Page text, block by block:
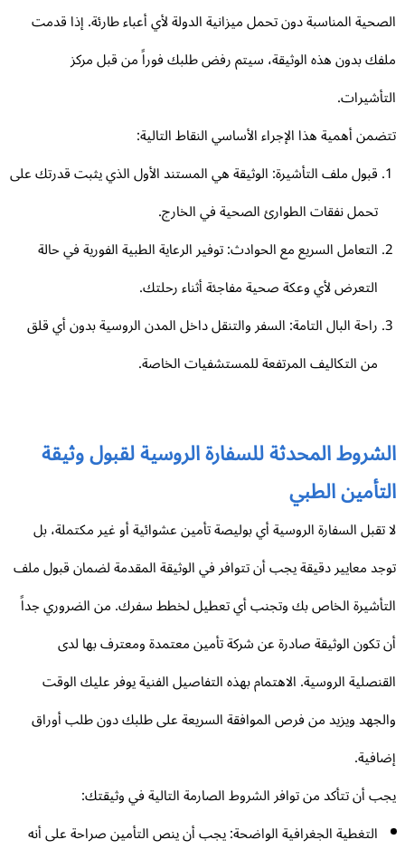
المناسبة دون تحمل ميزانية الدولة لأي أعباء طارئة. إذا قدمت
بدون هذه الوثيقة، سيتم رفض طلبك فوراً من قبل مركز
أهمية هذا الإجراء الأساسي النقاط التالية:
قبول ملف التأشيرة: الوثيقة هي المستند الأول الذي يثبت قدرتك على
تحمل نفقات الطوارئ الصحية في الخارج.
التعامل السريع مع الحوادث: توفير الرعاية الطبية الفورية في حالة
التعرض لأي وعكة صحية مفاجئة أثناء رحلتك.
راحة البال التامة: السفر والتنقل داخل المدن الروسية بدون أي قلق
من التكاليف المرتفعة للمستشفيات الخاصة.
المحدثة للسفارة الروسية لقبول وثيقة
الطبي
تقبل السفارة الروسية أي بوليصة تأمين عشوائية أو غير مكتملة، بل
معايير دقيقة يجب أن تتوافر في الوثيقة المقدمة لضمان قبول ملف
الخاص بك وتجنب أي تعطيل لخطط سفرك. من الضروري جداً
تكون الوثيقة صادرة عن شركة تأمين معتمدة ومعترف بها لدى
الروسية. الاهتمام بهذه التفاصيل الفنية يوفر عليك الوقت
ويزيد من فرص الموافقة السريعة على طلبك دون طلب أوراق
أن تتأكد من توافر الشروط الصارمة التالية في وثيقتك:
التغطية الجغرافية الواضحة: يجب أن ينص التأمين صراحة على أنه